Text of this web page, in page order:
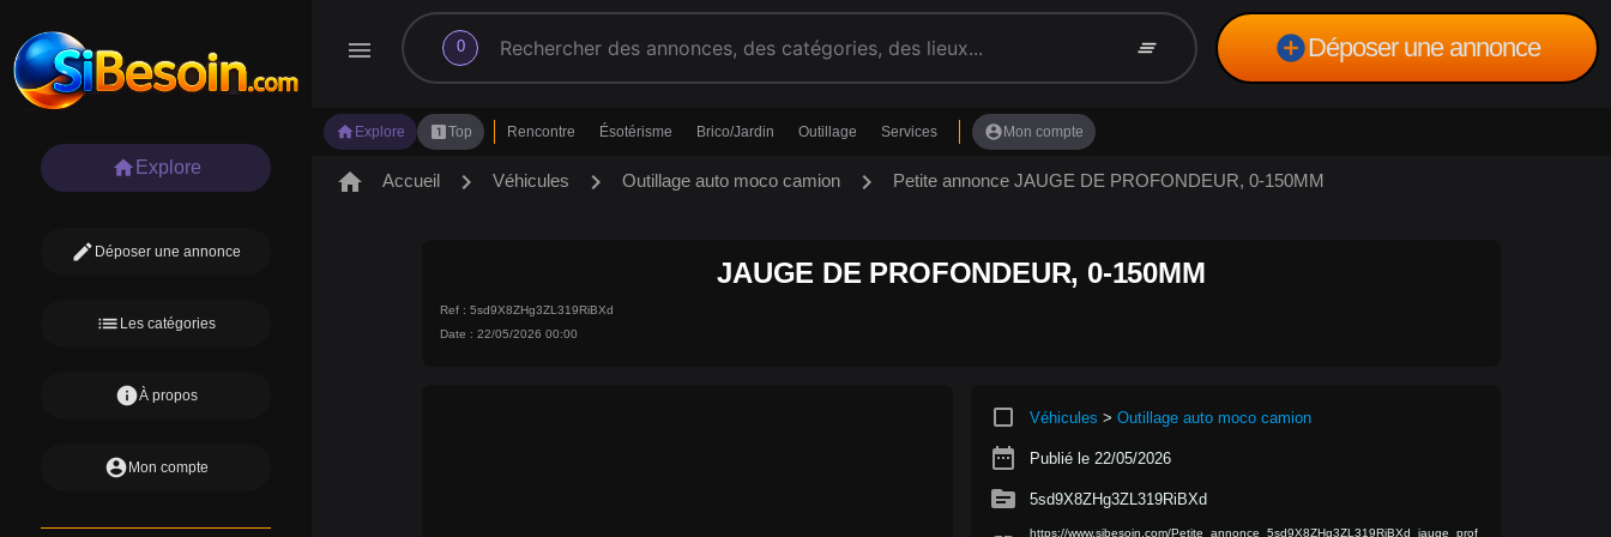
menu 0
search clear_all add_circleDéposer une annonce
home Explore looks_oneTop Rencontre Ésotérisme Brico/Jardin Outillage Services account_circle Mon compte
home Explore
edit Déposer une annonce
list Les catégories
infoÀ propos
account_circle Mon compte
home Accueil chevron_right Véhicules chevron_right Outillage auto moco camion chevron_right Petite annonce JAUGE DE PROFONDEUR, 0-150MM
JAUGE DE PROFONDEUR, 0-150MM
Ref : 5sd9X8ZHg3ZL319RiBXd
Date : 22/05/2026 00:00
crop_square Véhicules > Outillage auto moco camion
date_range Publié le 22/05/2026
source 5sd9X8ZHg3ZL319RiBXd
https://www.sibesoin.com/Petite_annonce_5sd9X8ZHg3ZL319RiBXd_jauge_prof